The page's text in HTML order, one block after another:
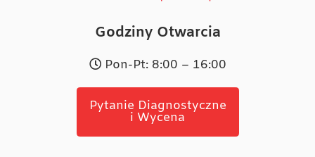
Godziny Otwarcia
Pon-Pt: 8:00 – 16:00
Pytanie Diagnostyczne
i Wycena